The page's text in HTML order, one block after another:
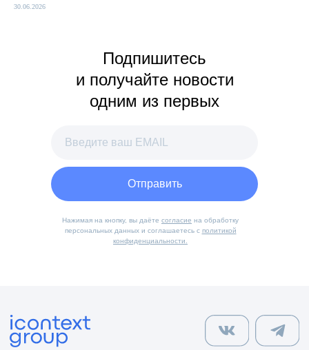
30.06.2026
Отправить
Нажимая на кнопку, вы даёте согласие на обработку
персональных данных и соглашаетесь с политикой
конфиденциальности.
Подпишитесь
и получайте новости
одним из первых